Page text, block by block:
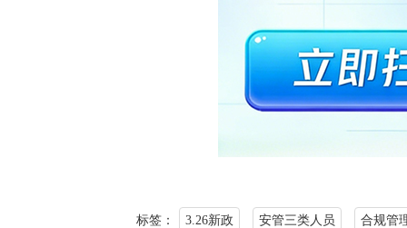
标签： 3.26新政 安管三类人员 合规管